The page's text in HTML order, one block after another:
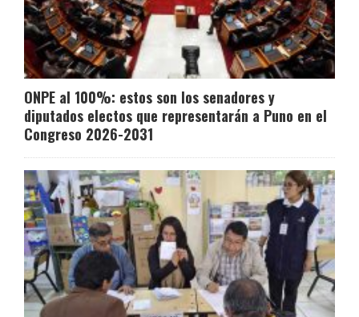
ONPE al 100%: estos son los senadores y
diputados electos que representarán a Puno en el
Congreso 2026-2031